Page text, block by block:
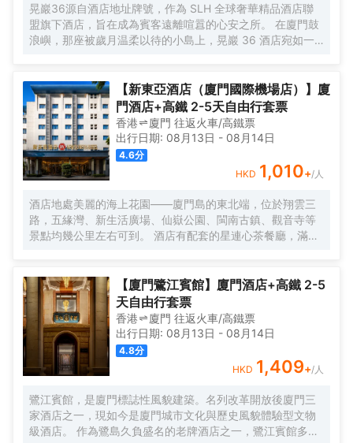
晃巖36源自酒店地址牌號，作為 SLH 全球奢華精品酒店聯
盟旗下酒店，旨在成為賓客遠離喧囂的心安之所。 在廈門鼓
浪嶼，那座被歲月温柔以待的小島上，晃巖 36 酒店宛如一
磚石間縈繞。自廈門搭乘渡輪，仿若穿越一片波光粼粼的詩
海，便能抵達這片與繁忙及快節奏隔絕的靜謐天堂。 踏入晃
巖36，復古留聲機裏傳出的悠揚旋律，似是時光的淺吟低
唱，伴你開啟這一場優雅之旅。閩南彩色玻璃窗與南洋風情
花紋瓷磚錯落交織，仿若一幅色彩斑斕而又富有異域風情的
畫卷，目光所及之處，皆是細膩的藝術筆觸。每間卧室皆似
陽光的寵兒，寬敞露台仿若空中花園，精心雕琢的細節之處
盡顯匠心。精心挑選的洗護產品與南方酒店少有的臻品烘衣
倉，以貼心的呵護，讓每一個清晨的準備都成為一種愉悅的
儀式。靜謐的夜晚，在戶外浴缸中舒展身心，拱形窗戶宛如
精緻畫框，框住那城市的迷人景緻，亦框住這片刻的寧靜與
間，悠然品茗，讓那一抹茶香與自然的氣息相融相契。在那
寧靜的庭院裏，新中式茶韻裊裊，創意咖啡香氣氤氲，時光
彷彿在此刻停駐，讓人沉醉不知歸路。「日光餐廳」裏，中
西合璧的融合美食宛如一場舌尖上的文化盛宴。「音樂會客
廳」內，鋼琴伴奏下的威士忌之夜，又似一場靈魂與音符、
美酒的繾綣私語。
【新東亞酒店（廈門國際機場店）】廈
門酒店+高鐵 2-5天自由行套票
香港 廈門 往返火車/高鐵票
出行日期: 08月13日 - 08月14日
4.6分
HKD 1,010+/人
酒店地處美麗的海上花園——廈門島的東北端，位於翔雲三
路，五緣灣、新生活廣場、仙嶽公園、閩南古鎮、觀音寺等
景點均幾公里左右可到。 酒店有配套的星連心茶餐廳，滿足
客一換，網絡讓你與外界溝通不中斷。酒店為住客提供免費
接送機服務（詳情諮詢門店）。
【廈門鷺江賓館】廈門酒店+高鐵 2-5
天自由行套票
香港 廈門 往返火車/高鐵票
出行日期: 08月13日 - 08月14日
4.8分
HKD 1,409+/人
鷺江賓館，是廈門標誌性風貌建築。名列改革開放後廈門三
家酒店之一，現如今是廈門城市文化與歷史風貌體驗型文物
級酒店。 作為鷺島久負盛名的老牌酒店之一，鷺江賓館多年